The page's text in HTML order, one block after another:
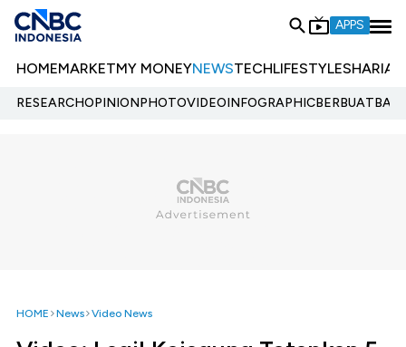
APPS
HOMEMARKETMY MONEYNEWSTECHLIFESTYLESHARIA
RESEARCHOPINIONPHOTOVIDEOINFOGRAPHIC
HOME News Video News